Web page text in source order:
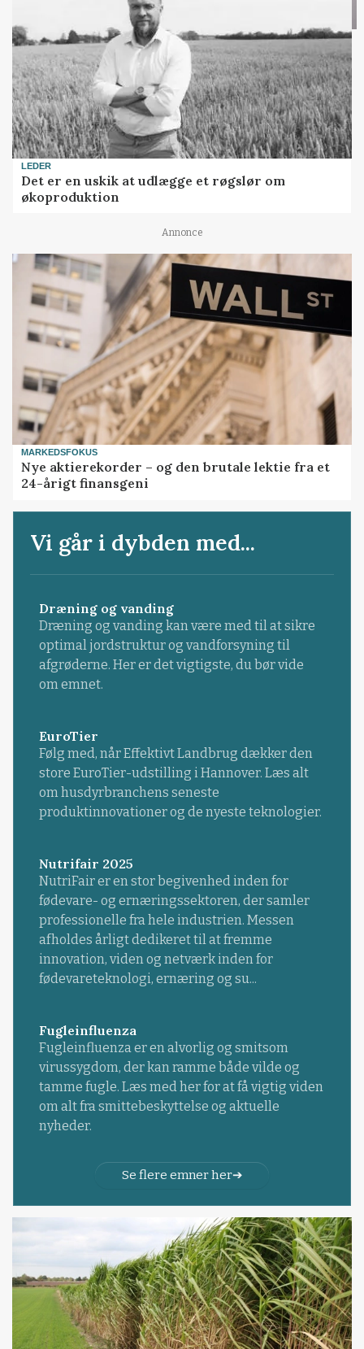
LEDER
Det er en uskik at udlægge et røgslør om
økoproduktion
Annonce
MARKEDSFOKUS
Nye aktierekorder – og den brutale lektie fra et
24-årigt finansgeni
Vi går i dybden med...
Dræning og vanding
Dræning og vanding kan være med til at sikre
optimal jordstruktur og vandforsyning til
afgrøderne. Her er det vigtigste, du bør vide
om emnet.
EuroTier
Følg med, når Effektivt Landbrug dækker den
store EuroTier-udstilling i Hannover. Læs alt
om husdyrbranchens seneste
produktinnovationer og de nyeste teknologier.
Nutrifair 2025
NutriFair er en stor begivenhed inden for
fødevare- og ernæringssektoren, der samler
professionelle fra hele industrien. Messen
afholdes årligt dedikeret til at fremme
innovation, viden og netværk inden for
fødevareteknologi, ernæring og su...
Fugleinfluenza
Fugleinfluenza er en alvorlig og smitsom
virussygdom, der kan ramme både vilde og
tamme fugle. Læs med her for at få vigtig viden
om alt fra smittebeskyttelse og aktuelle
nyheder.
Se flere emner her